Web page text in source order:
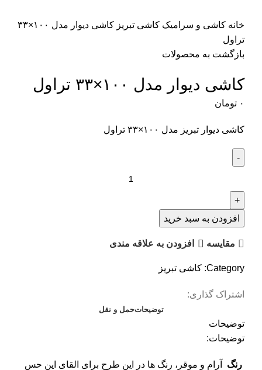
خانه کاشی و سرامیک کاشی تبریز
کاشی دیوار مدل ۱۰۰×۳۳
تراول
بازگشت به محصولات
کاشی دیوار مدل ۱۰۰×۳۳ تراول
۰ تومان
کاشی دیوار تبریز مدل ۱۰۰×۳۳ تراول
مدل
۱۰۰×۳۳
عدد
افزودن به سبد خرید
مقایسه افزودن به علاقه مندی
Category: کاشی تبریز
اشتراک گذاری:
توضیحاتحمل و نقل
توضیحات
توضیحات:
رنگ
آرام و موقر، رنگ ها در این طرح برای القای این حس